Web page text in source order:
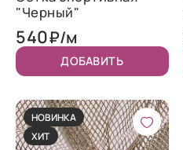
"Черный"
540₽/м
ДОБАВИТЬ
НОВИНКА
ХИТ